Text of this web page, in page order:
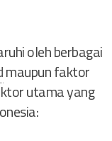
oleh berbagai
maupun faktor
utama yang